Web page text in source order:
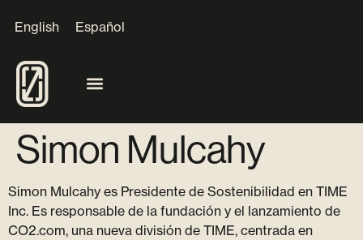
English Español
Simon Mulcahy
Simon Mulcahy es Presidente de Sostenibilidad en TIME
Inc. Es responsable de la fundación y el lanzamiento de
CO2.com, una nueva división de TIME, centrada en